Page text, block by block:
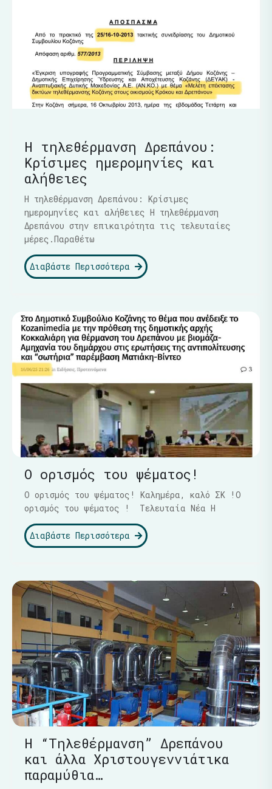
Η τηλεθέρμανση Δρεπάνου:
Κρίσιμες ημερομηνίες και
αλήθειες
Η τηλεθέρμανση Δρεπάνου: Κρίσιμες
ημερομηνίες και αλήθειες Η τηλεθέρμανση
Δρεπάνου στην επικαιρότητα τις τελευταίες
μέρες.Παραθέτω
Διαβάστε Περισσότερα
Ο ορισμός του ψέματος!
Ο ορισμός του ψέματος! Καλημέρα, καλό ΣΚ !Ο
ορισμός του ψέματος ! Τελευταία Νέα Η
Διαβάστε Περισσότερα
Η “Τηλεθέρμανση” Δρεπάνου
και άλλα Χριστουγεννιάτικα
παραμύθια…